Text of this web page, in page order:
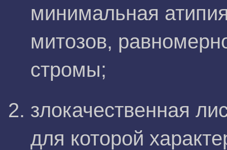
минимальная
митозов,
стромы;
злокачественная
для которой